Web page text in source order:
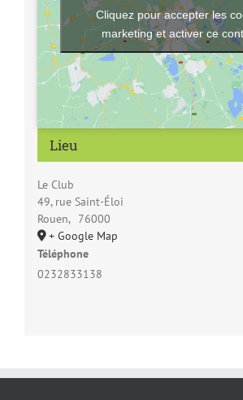
Lieu
Le Club
49, rue Saint-Éloi
Rouen, 76000
+ Google Map
Téléphone
0232833138
Cliquez pour accepter les
marketing et activer ce